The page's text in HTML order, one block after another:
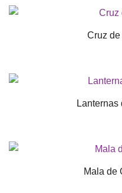
Cruz
Lanternas
Mala de